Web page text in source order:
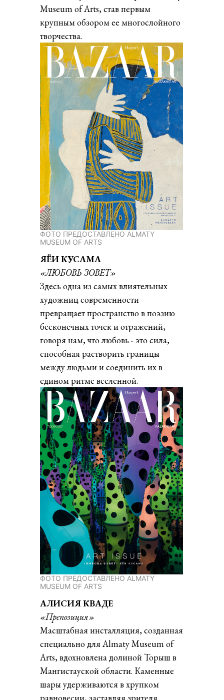
Museum of Arts, став первым
крупным обзором ее многослойного
творчества.
ФОТО ПРЕДОСТАВЛЕНО ALMATY
MUSEUM OF ARTS
ЯЁИ КУСАМА
«ЛЮБОВЬ ЗОВЕТ»
Здесь одна из самых влиятельных
художниц современности
превращает пространство в поэзию
бесконечных точек и отражений,
говоря нам, что любовь - это сила,
способная растворить границы
между людьми и соединить их в
едином ритме вселенной.
ФОТО ПРЕДОСТАВЛЕНО ALMATY
MUSEUM OF ARTS
АЛИСИЯ КВАДЕ
«Препозиция»
Масштабная инсталляция, созданная
специально для Almaty Museum of
Arts, вдохновлена долиной Торыш в
Мангистауской области. Каменные
шары удерживаются в хрупком